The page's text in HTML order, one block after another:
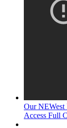
Our
Access Full